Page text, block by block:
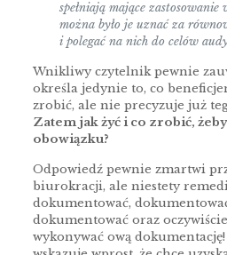
spełniają mające
można było je uznać za
i polegać na nich do celów
Wnikliwy czytelnik pewnie
określa jedynie to, co
zrobić, ale nie precyzuje już
Zatem jak żyć i co zrobić,
obowiązku?
Odpowiedź pewnie zmartwi
biurokracji, ale niestety
dokumentować,
dokumentować oraz
wykonywać ową